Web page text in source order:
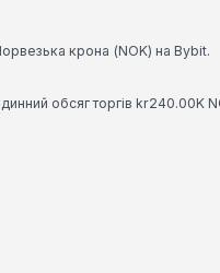
крона (NOK) на Bybit.
обсяг торгів kr240.00K